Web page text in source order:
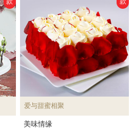
爱与甜蜜相聚
美味情缘